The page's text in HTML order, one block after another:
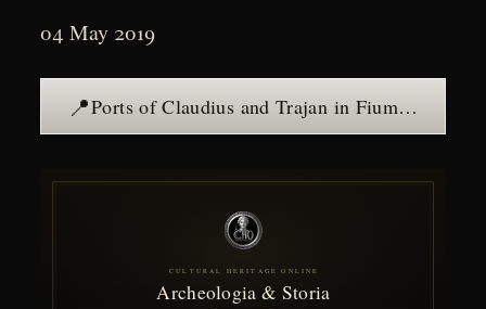
04 May 2019
📍 Ports of Claudius and Trajan in Fiumicino — see the place →